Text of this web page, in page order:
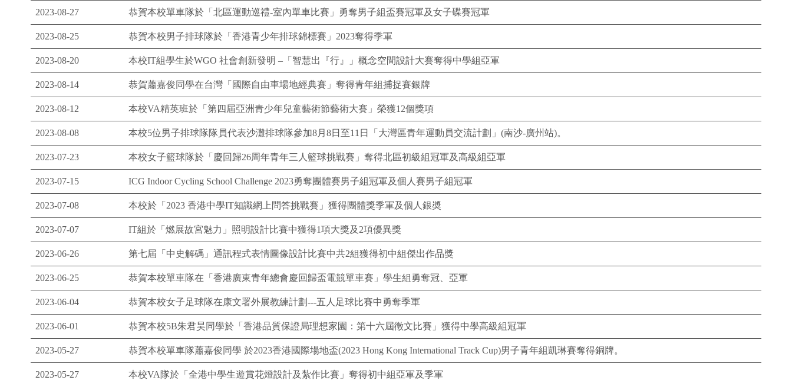
2023-08-27 恭賀本校單車隊於「北區運動巡禮-室內單車比賽」勇奪男子組盃賽冠軍及女子碟賽冠軍
2023-08-25 恭賀本校男子排球隊於「香港青少年排球錦標賽」2023奪得季軍
2023-08-20 本校IT組學生於WGO 社會創新發明 –「智慧出『行』」概念空間設計大賽奪得中學組亞軍
2023-08-14 恭賀蕭嘉俊同學在台灣「國際自由車場地經典賽」奪得青年組捕捉賽銀牌
2023-08-12 本校VA精英班於「第四屆亞洲青少年兒童藝術節藝術大賽」榮獲12個獎項
2023-08-08 本校5位男子排球隊隊員代表沙灘排球隊參加8月8日至11日「大灣區青年運動員交流計劃」(南沙-廣州站)。
2023-07-23 本校女子籃球隊於「慶回歸26周年青年三人籃球挑戰賽」奪得北區初級組冠軍及高級組亞軍
2023-07-15 ICG Indoor Cycling School Challenge 2023勇奪團體賽男子組冠軍及個人賽男子組冠軍
2023-07-08 本校於「2023 香港中學IT知識網上問答挑戰賽」獲得團體獎季軍及個人銀奬
2023-07-07 IT組於「燃展故宮魅力」照明設計比賽中獲得1項大獎及2項優異獎
2023-06-26 第七屆「中史解碼」通訊程式表情圖像設計比賽中共2組獲得初中組傑出作品獎
2023-06-25 恭賀本校單車隊在「香港廣東青年總會慶回歸盃電競單車賽」學生組勇奪冠、亞軍
2023-06-04 恭賀本校女子足球隊在康文署外展教練計劃---五人足球比賽中勇奪季軍
2023-06-01 恭賀本校5B朱君昊同學於「香港品質保證局理想家園：第十六屆徵文比賽」獲得中學高級組冠軍
2023-05-27 恭賀本校單車隊蕭嘉俊同學 於2023香港國際場地盃(2023 Hong Kong International Track Cup)男子青年組凱琳賽奪得銅牌。
2023-05-27 本校VA隊於「全港中學生遊賞花燈設計及紮作比賽」奪得初中組亞軍及季軍